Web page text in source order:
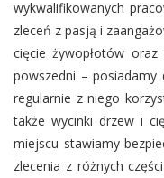
wykwalifikowanych
zleceń z pasją i
cięcie żywopłotów
powszedni – posiadamy
regularnie z niego
także wycinki drzew i
miejscu stawiamy
zlecenia z różnych